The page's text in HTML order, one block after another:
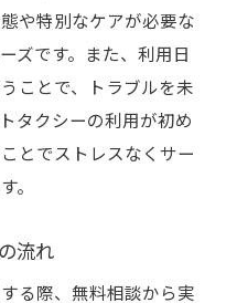
や特別なケアが必要な
ズです。また、利用日
ことで、トラブルを未
タクシーの利用が初め
とでストレスなくサー
。
流れ
る際、無料相談から実